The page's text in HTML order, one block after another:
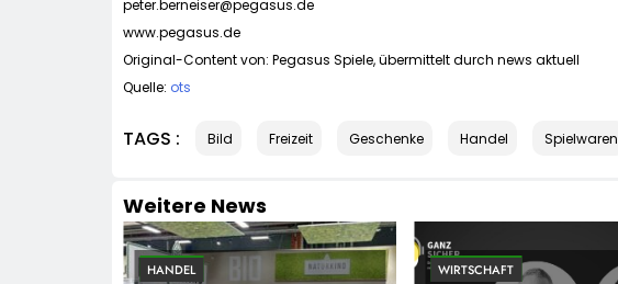
peter.berneiser@pegasus.de
www.pegasus.de
Original-Content von: Pegasus Spiele, übermittelt durch news aktuell
Quelle: ots
TAGS : Bild Freizeit Geschenke Handel Spielwaren
Weitere News
HANDEL WIRTSCHAFT